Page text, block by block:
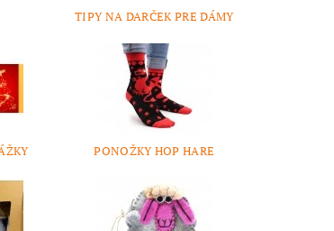
TIPY NA DARČEK PRE DÁMY
PONOŽKY HOP HARE